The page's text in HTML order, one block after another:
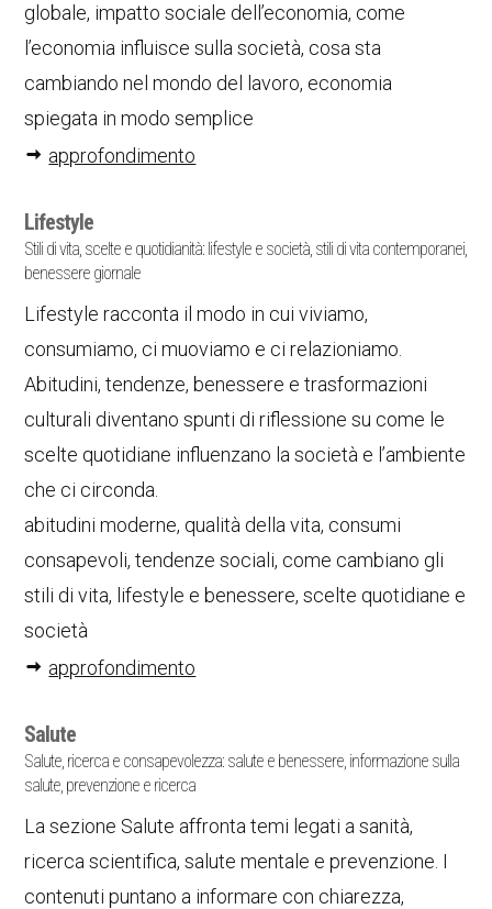
globale, impatto sociale dell’economia, come
l’economia influisce sulla società, cosa sta
cambiando nel mondo del lavoro, economia
spiegata in modo semplice
approfondimento
Lifestyle
Stili di vita, scelte e quotidianità: lifestyle e società, stili di vita contemporanei,
benessere giornale
Lifestyle racconta il modo in cui viviamo,
consumiamo, ci muoviamo e ci relazioniamo.
Abitudini, tendenze, benessere e trasformazioni
culturali diventano spunti di riflessione su come le
scelte quotidiane influenzano la società e l’ambiente
che ci circonda.
abitudini moderne, qualità della vita, consumi
consapevoli, tendenze sociali, come cambiano gli
stili di vita, lifestyle e benessere, scelte quotidiane e
società
approfondimento
Salute
Salute, ricerca e consapevolezza: salute e benessere, informazione sulla
salute, prevenzione e ricerca
La sezione Salute affronta temi legati a sanità,
ricerca scientifica, salute mentale e prevenzione. I
contenuti puntano a informare con chiarezza,